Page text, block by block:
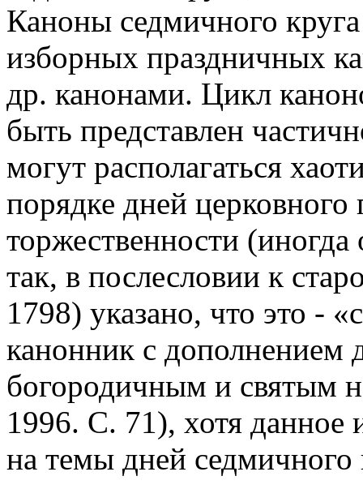
Каноны седмичного
изборных праздничных
др. канонами. Цикл
быть представлен
могут располагаться
порядке дней церковного
торжественности
так, в послесловии к
1798) указано, что это -
канонник с дополнением
богородичным и святым
1996. С. 71), хотя данное
на темы дней седмичного